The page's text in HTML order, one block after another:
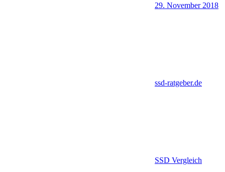
29. November 2018
ssd-ratgeber.de
SSD Vergleich